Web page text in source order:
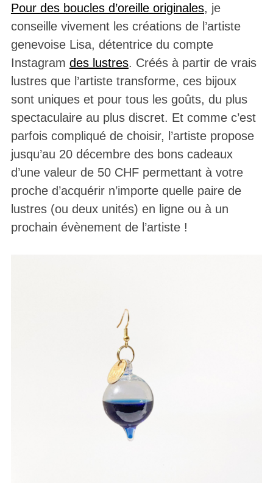
Pour des boucles d’oreille originales, je
conseille vivement les créations de l’artiste
genevoise Lisa, détentrice du compte
Instagram des lustres. Créés à partir de vrais
lustres que l’artiste transforme, ces bijoux
sont uniques et pour tous les goûts, du plus
spectaculaire au plus discret. Et comme c’est
parfois compliqué de choisir, l’artiste propose
jusqu’au 20 décembre des bons cadeaux
d’une valeur de 50 CHF permettant à votre
proche d’acquérir n’importe quelle paire de
lustres (ou deux unités) en ligne ou à un
prochain évènement de l’artiste !